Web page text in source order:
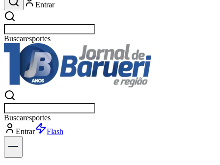
Entrar
Buscarpolítica
Buscarpolítica
Entrar
Explorar